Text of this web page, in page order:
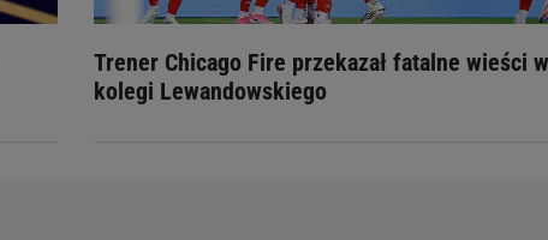
Trener Chicago Fire przekazał fatalne wieści
kolegi Lewandowskiego